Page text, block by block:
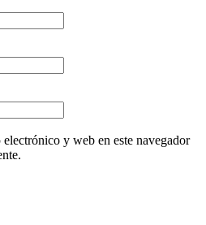
y web en este navegador